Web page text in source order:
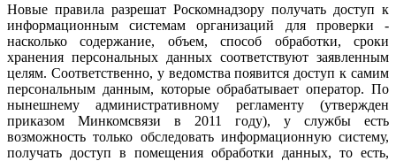
Новые правила разрешат Роскомнадзору получать доступ к
информационным системам организаций для проверки -
насколько содержание, объем, способ обработки, сроки
хранения персональных данных соответствуют заявленным
целям. Соответственно, у ведомства появится доступ к самим
персональным данным, которые обрабатывает оператор. По
нынешнему административному регламенту (утвержден
приказом Минкомсвязи в 2011 году), у службы есть
возможность только обследовать информационную систему,
получать доступ в помещения обработки данных, то есть,